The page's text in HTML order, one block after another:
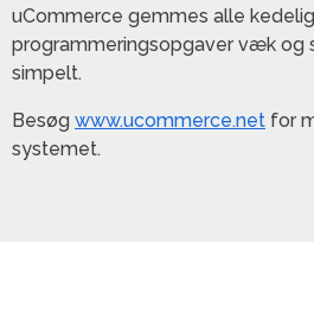
uCommerce gemmes alle
programmeringsopgaver væk og
simpelt.
Besøg www.ucommerce.net for
systemet.